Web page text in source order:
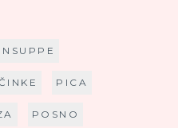
PICA
POSNO